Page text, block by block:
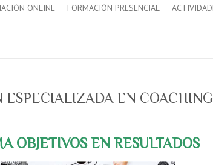
ONLINE FORMACIÓN PRESENCIAL
ESPECIALIZADA EN
OBJETIVOS EN RESULTADOS